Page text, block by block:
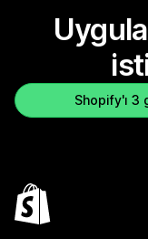
Shopify'ı 3